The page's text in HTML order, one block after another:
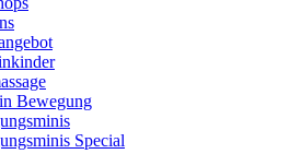
Bewegung
Special